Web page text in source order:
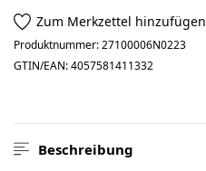
Zum Merkzettel hinzufügen
Produktnummer:27100006N0223
GTIN/EAN:4057581411332
Beschreibung